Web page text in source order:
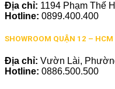
Địa chỉ: 1194 Phạm Thế
Hotline: 0899.400.400
SHOWROOM QUẬN 12 – HCM
Địa chỉ: Vườn Lài,
Hotline: 0886.500.500